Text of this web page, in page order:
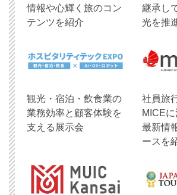
情報や心輝く旅のコン
テンツを紹介
継承し
光を推
観光・宿泊・飲食業の
業務効率と顧客体験を
支える展示会
社員旅
MICEに
最新情
ースを